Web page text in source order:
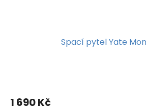
Spací pytel Yate
1 690 Kč